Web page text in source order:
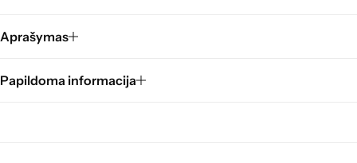
Aprašymas
Papildoma informacija